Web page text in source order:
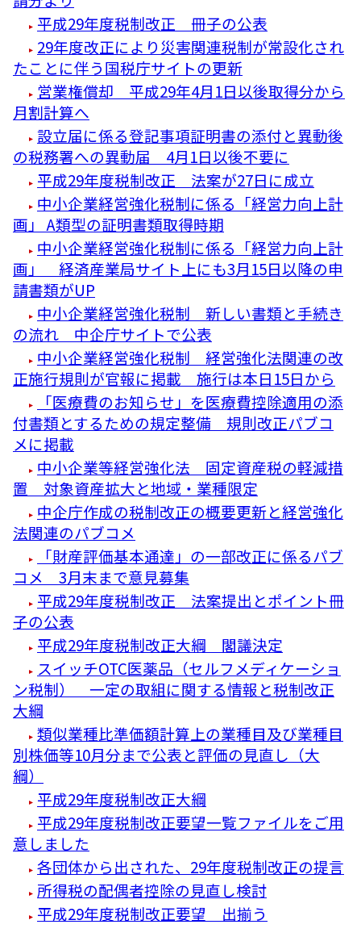
平成29年度税制改正 冊子の公表
29年度改正により災害関連税制が常設化され
たことに伴う国税庁サイトの更新
営業権償却 平成29年4月1日以後取得分から
月割計算へ
設立届に係る登記事項証明書の添付と異動後
の税務署への異動届 4月1日以後不要に
平成29年度税制改正 法案が27日に成立
中小企業経営強化税制に係る「経営力向上計
画」 A類型の証明書類取得時期
中小企業経営強化税制に係る「経営力向上計
画」 経済産業局サイト上にも3月15日以降の申
請書類がUP
中小企業経営強化税制 新しい書類と手続き
の流れ 中企庁サイトで公表
中小企業経営強化税制 経営強化法関連の改
正施行規則が官報に掲載 施行は本日15日から
「医療費のお知らせ」を医療費控除適用の添
付書類とするための規定整備 規則改正パブコ
メに掲載
中小企業等経営強化法 固定資産税の軽減措
置 対象資産拡大と地域・業種限定
中企庁作成の税制改正の概要更新と経営強化
法関連のパブコメ
「財産評価基本通達」の一部改正に係るパブ
コメ 3月末まで意見募集
平成29年度税制改正 法案提出とポイント冊
子の公表
平成29年度税制改正大綱 閣議決定
スイッチOTC医薬品（セルフメディケーショ
ン税制） 一定の取組に関する情報と税制改正
大綱
類似業種比準価額計算上の業種目及び業種目
別株価等10月分まで公表と評価の見直し（大
綱）
平成29年度税制改正大綱
平成29年度税制改正要望一覧ファイルをご用
意しました
各団体から出された、29年度税制改正の提言
所得税の配偶者控除の見直し検討
平成29年度税制改正要望 出揃う